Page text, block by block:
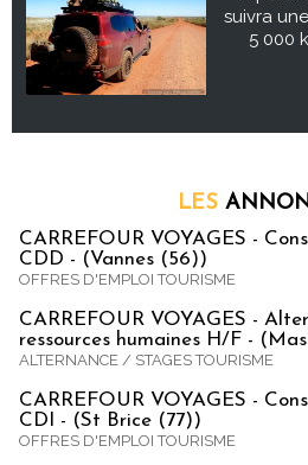
suivra
5 000
LES
CARREFOUR VOYAGES -
CDD - (Vannes (56))
OFFRES D'EMPLOI TOURISME
CARREFOUR VOYAGES -
ressources humaines H/F -
ALTERNANCE / STAGES TOURISME
CARREFOUR VOYAGES -
CDI - (St Brice (77))
OFFRES D'EMPLOI TOURISME